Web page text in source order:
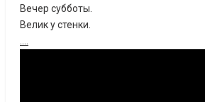
Вечер субботы.
Велик у стенки.